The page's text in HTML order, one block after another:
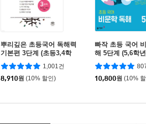
뿌리깊은 초등국어 독해력
기본편 3단계 (초등3,4학
년)
1,001건
8,910원 (10% 할인)
빠작 초등 국어
해 5단계 (5,6학
10,800원 (10%